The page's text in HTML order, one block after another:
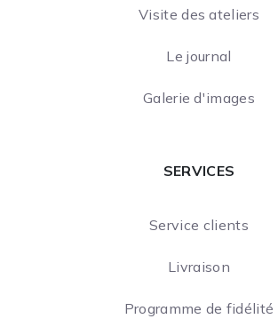
Visite des ateliers
Le journal
Galerie d'images
SERVICES
Service clients
Livraison
Programme de fidélité